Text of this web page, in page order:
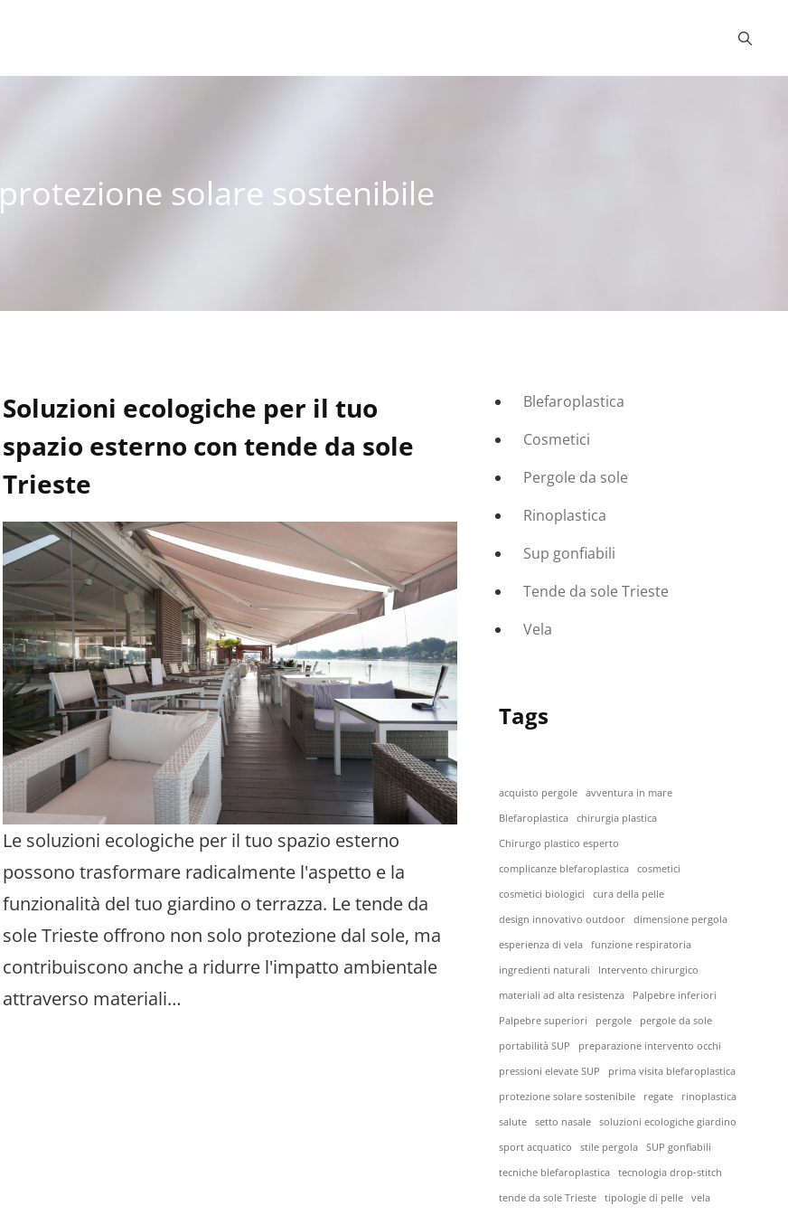
protezione solare sostenibile
Soluzioni ecologiche per il tuo
spazio esterno con tende da sole
Trieste
Le soluzioni ecologiche per il tuo spazio esterno
possono trasformare radicalmente l'aspetto e la
funzionalità del tuo giardino o terrazza. Le tende da
sole Trieste offrono non solo protezione dal sole, ma
contribuiscono anche a ridurre l'impatto ambientale
attraverso materiali…
Blefaroplastica
Cosmetici
Pergole da sole
Rinoplastica
Sup gonfiabili
Tende da sole Trieste
Vela
Tags
acquisto pergole
avventura in mare
Blefaroplastica
chirurgia plastica
Chirurgo plastico esperto
complicanze blefaroplastica
cosmetici
cosmetici biologici
cura della pelle
design innovativo outdoor
dimensione pergola
esperienza di vela
funzione respiratoria
ingredienti naturali
Intervento chirurgico
materiali ad alta resistenza
Palpebre inferiori
Palpebre superiori
pergole
pergole da sole
portabilità SUP
preparazione intervento occhi
pressioni elevate SUP
prima visita blefaroplastica
protezione solare sostenibile
regate
rinoplastica
salute
setto nasale
soluzioni ecologiche giardino
sport acquatico
stile pergola
SUP gonfiabili
tecniche blefaroplastica
tecnologia drop-stitch
tende da sole Trieste
tipologie di pelle vela